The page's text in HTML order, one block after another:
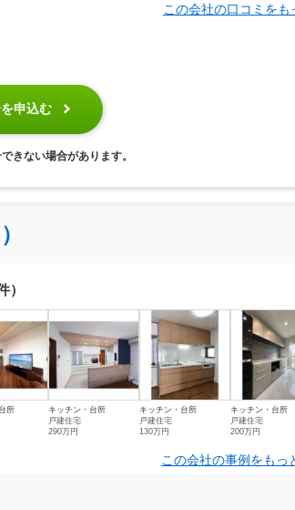
この会社の口コミをも
申込む
きない場合があります。
）
所
キッチン・台所
戸建住宅
290万円
キッチン・台所
戸建住宅
130万円
キッチン・台所
戸建住宅
200万円
この会社の事例をもっ